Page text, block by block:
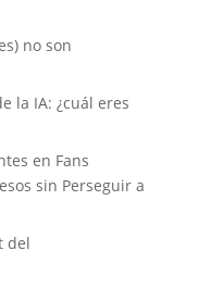
no son
la IA: ¿cuál eres
en Fans
sin Perseguir a
del